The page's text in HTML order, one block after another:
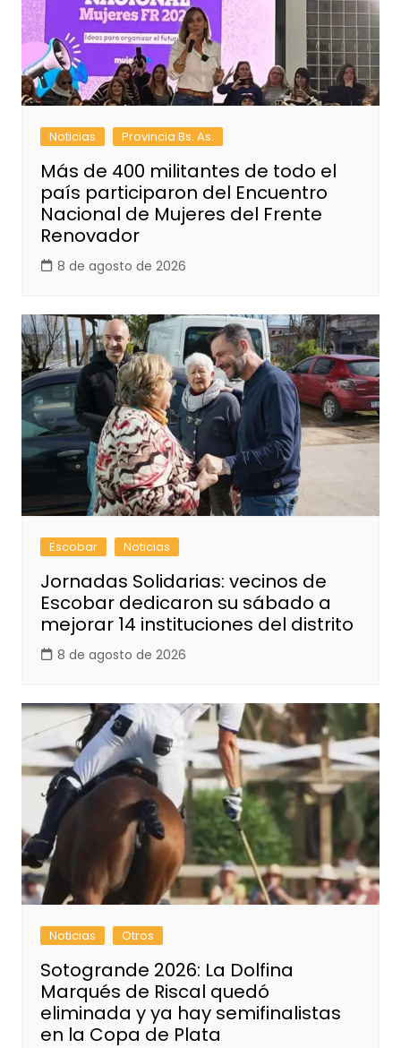
Noticias Provincia Bs. As.
Más de 400 militantes de todo el
país participaron del Encuentro
Nacional de Mujeres del Frente
Renovador
8 de agosto de 2026
Escobar Noticias
Jornadas Solidarias: vecinos de
Escobar dedicaron su sábado a
mejorar 14 instituciones del distrito
8 de agosto de 2026
Noticias Otros
Sotogrande 2026: La Dolfina
Marqués de Riscal quedó
eliminada y ya hay semifinalistas
en la Copa de Plata